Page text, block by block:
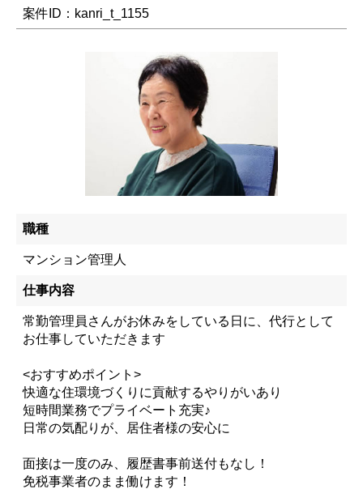
案件ID：kanri_t_1155
職種
マンション管理人
仕事内容
常勤管理員さんがお休みをしている日に、代行として
お仕事していただきます
<おすすめポイント>
快適な住環境づくりに貢献するやりがいあり
短時間業務でプライベート充実♪
日常の気配りが、居住者様の安心に
面接は一度のみ、履歴書事前送付もなし！
免税事業者のまま働けます！